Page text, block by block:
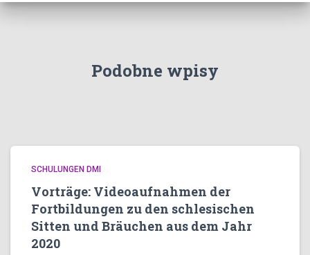
Podobne wpisy
SCHULUNGEN DMI
Vorträge: Videoaufnahmen der
Fortbildungen zu den schlesischen
Sitten und Bräuchen aus dem Jahr
2020